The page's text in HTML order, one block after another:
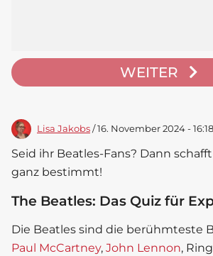
WEITER
Lisa Jakobs / 16. November 2024 -
Seid ihr Beatles-Fans? Dann
ganz bestimmt!
The Beatles: Das Quiz für
Die Beatles sind die berühmteste
Paul McCartney, John Lennon,